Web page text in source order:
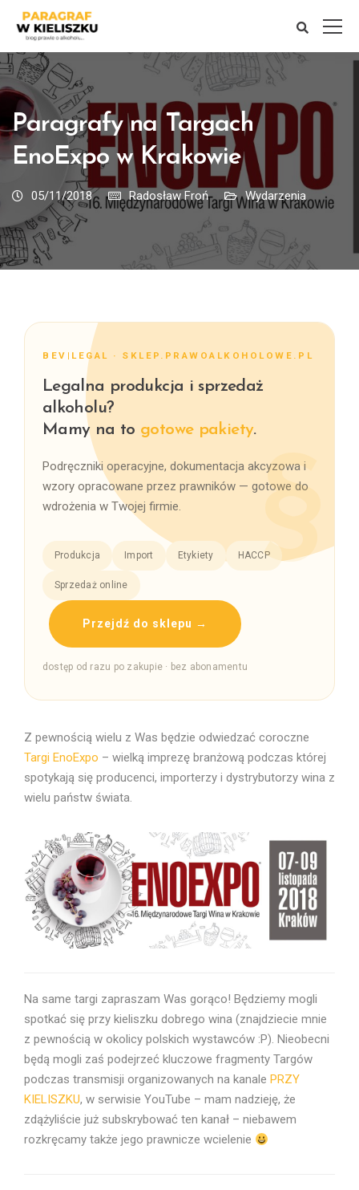
Paragrafy na Targach
EnoExpo w Krakowie
05/11/2018 Radosław Froń Wydarzenia
BEV|LEGAL · SKLEP.PRAWOALKOHOLOWE.PL
Legalna produkcja i sprzedaż
alkoholu?
Mamy na to gotowe pakiety.
Podręczniki operacyjne, dokumentacja akcyzowa i
wzory opracowane przez prawników — gotowe do
wdrożenia w Twojej firmie.
Produkcja Import Etykiety HACCP
Sprzedaż online
Przejdź do sklepu →
dostęp od razu po zakupie · bez abonamentu
Z pewnością wielu z Was będzie odwiedzać coroczne
Targi EnoExpo – wielką imprezę branżową podczas której
spotykają się producenci, importerzy i dystrybutorzy wina z
wielu państw świata.
Na same targi zapraszam Was gorąco! Będziemy mogli
spotkać się przy kieliszku dobrego wina (znajdziecie mnie
z pewnością w okolicy polskich wystawców :P). Nieobecni
będą mogli zaś podejrzeć kluczowe fragmenty Targów
podczas transmisji organizowanych na kanale PRZY
KIELISZKU, w serwisie YouTube – mam nadzieję, że
zdążyliście już subskrybować ten kanał – niebawem
rozkręcamy także jego prawnicze wcielenie